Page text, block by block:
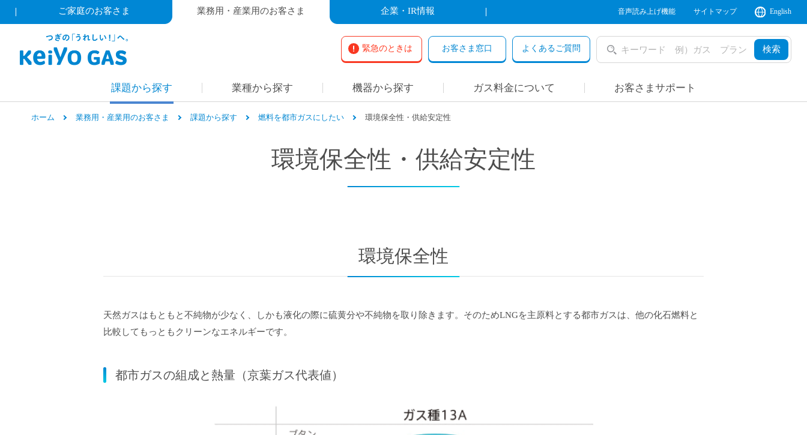
ご家庭のお客さま 業務用・産業用のお客さま 企業・IR情報 音声読み上げ機能 サイトマップ English
緊急のときは お客さま窓口 よくあるご質問 検索
課題から探す 業種から探す 機器から探す ガス料金について お客さまサポート
ホーム 業務用・産業用のお客さま 課題から探す 燃料を都市ガスにしたい 環境保全性・供給安定性
環境保全性・供給安定性
環境保全性
天然ガスはもともと不純物が少なく、しかも液化の際に硫黄分や不純物を取り除きます。そのためLNGを主原料とする都市ガスは、他の化石燃料と
比較してもっともクリーンなエネルギーです。
都市ガスの組成と熱量（京葉ガス代表値）